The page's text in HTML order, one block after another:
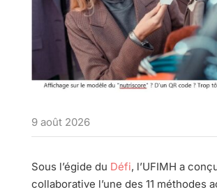
9 août 2026
Sous l’égide du Défi, l’UFIMH a
collaborative l’une des 11 méthodes